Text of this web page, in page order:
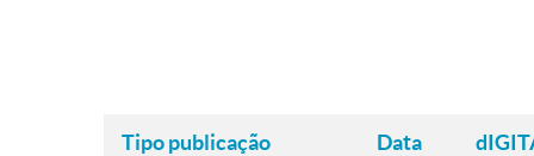
Tipo publicação Data